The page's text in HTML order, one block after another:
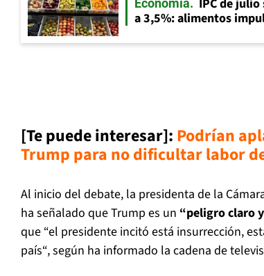
Economía
IPC de
a 3,5%: alimentos
[Te puede interesar]: Podrían
Trump para no dificultar labor
Al inicio del debate, la presidenta de la
ha señalado que Trump es un “peligro claro
que “el presidente incitó está insurrección,
país“, según ha informado la cadena de